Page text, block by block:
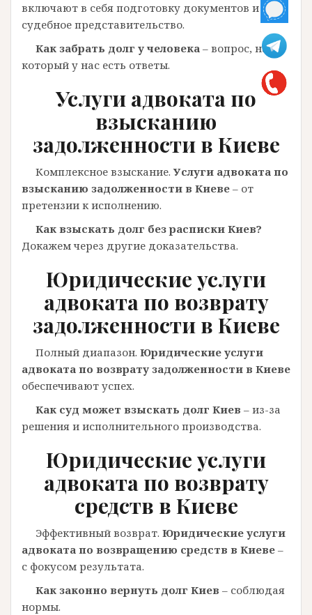
включают в себя подготовку документов и
судебное представительство.
Как забрать долг у человека – вопрос, на
который у нас есть ответы.
Услуги адвоката по
взысканию
задолженности в Киеве
Комплексное взыскание.Услуги адвоката по
взысканию задолженности в Киеве – от
претензии к исполнению.
Как взыскать долг без расписки Киев?
Докажем через другие доказательства.
Юридические услуги
адвоката по возврату
задолженности в Киеве
Полный диапазон. Юридические услуги
адвоката по возврату задолженности в Киеве
обеспечивают успех.
Как суд может взыскать долг Киев – из-за
решения и исполнительного производства.
Юридические услуги
адвоката по возврату
средств в Киеве
Эффективный возврат. Юридические услуги
адвоката по возвращению средств в Киеве –
с фокусом результата.
Как законно вернуть долг Киев – соблюдая
нормы.